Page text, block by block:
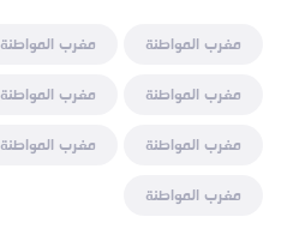
مغرب المواطنة مغرب المواطنة
مغرب المواطنة
مغرب المواطنة
مغرب المواطنة
مغرب المواطنة
مغرب المواطنة